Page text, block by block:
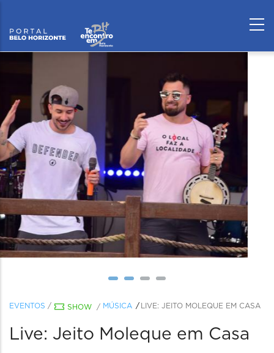
EVENTOS / SHOW / MÚSICA LIVE: JEITO MOLEQUE EM CASA
Live: Jeito Moleque em Casa